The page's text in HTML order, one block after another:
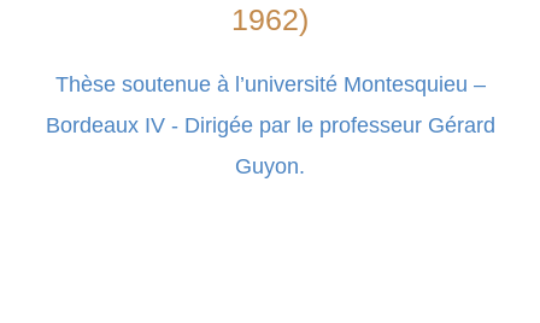
1962)
Thèse soutenue à l’université Montesquieu –
Bordeaux IV - Dirigée par le professeur Gérard
Guyon.